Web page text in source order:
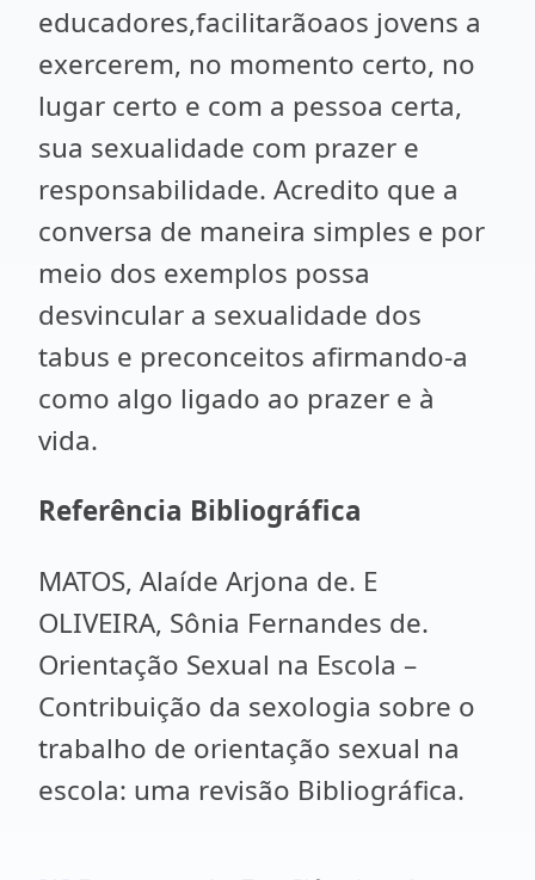
educadores,facilitarãoaos jovens a
exercerem, no momento certo, no
lugar certo e com a pessoa certa,
sua sexualidade com prazer e
responsabilidade. Acredito que a
conversa de maneira simples e por
meio dos exemplos possa
desvincular a sexualidade dos
tabus e preconceitos afirmando-a
como algo ligado ao prazer e à
vida.
Referência Bibliográfica
MATOS, Alaíde Arjona de. E
OLIVEIRA, Sônia Fernandes de.
Orientação Sexual na Escola –
Contribuição da sexologia sobre o
trabalho de orientação sexual na
escola: uma revisão Bibliográfica.